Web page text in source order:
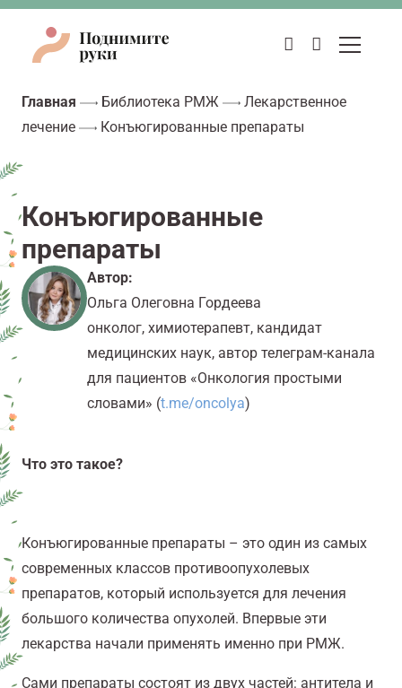
Главная Библиотека РМЖ
Лекарственное
лечение
Конъюгированные препараты
Конъюгированные
препараты
Автор:
Ольга Олеговна Гордеева
онколог, химиотерапевт, кандидат
медицинских наук, автор телеграм-канала
для пациентов «Онкология простыми
словами» (t.me/oncolya)
Что это такое?
Конъюгированные препараты – это один из самых
современных классов противоопухолевых
препаратов, который используется для лечения
большого количества опухолей. Впервые эти
лекарства начали применять именно при РМЖ.
Сами препараты состоят из двух частей: антитела и